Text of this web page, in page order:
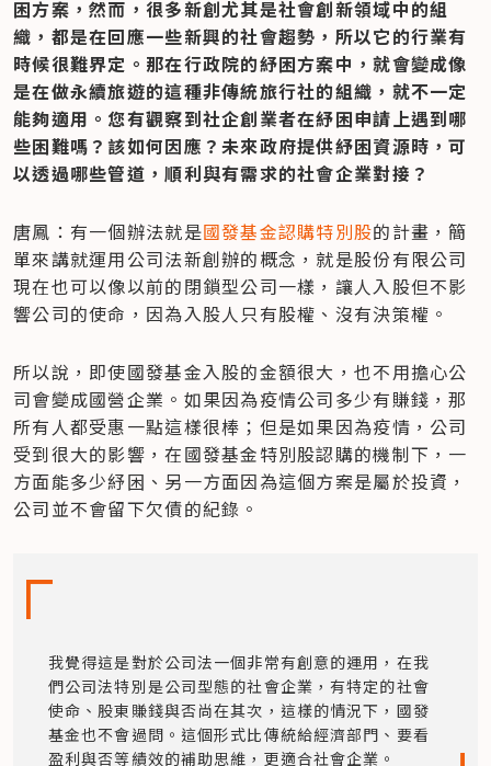
困方案，然而，很多新創尤其是社會創新領域中的組
織，都是在回應一些新興的社會趨勢，所以它的行業有
時候很難界定。那在行政院的紓困方案中，就會變成像
是在做永續旅遊的這種非傳統旅行社的組織，就不一定
能夠適用。您有觀察到社企創業者在紓困申請上遇到哪
些困難嗎？該如何因應？未來政府提供紓困資源時，可
以透過哪些管道，順利與有需求的社會企業對接？
唐鳳：有一個辦法就是國發基金認購特別股的計畫，簡
單來講就運用公司法新創辦的概念，就是股份有限公司
現在也可以像以前的閉鎖型公司一樣，讓人入股但不影
響公司的使命，因為入股人只有股權、沒有決策權。
所以說，即使國發基金入股的金額很大，也不用擔心公
司會變成國營企業。如果因為疫情公司多少有賺錢，那
所有人都受惠一點這樣很棒；但是如果因為疫情，公司
受到很大的影響，在國發基金特別股認購的機制下，一
方面能多少紓困、另一方面因為這個方案是屬於投資，
公司並不會留下欠債的紀錄。
我覺得這是對於公司法一個非常有創意的運用，在我
們公司法特別是公司型態的社會企業，有特定的社會
使命、股東賺錢與否尚在其次，這樣的情況下，國發
基金也不會過問。這個形式比傳統給經濟部門、要看
盈利與否等績效的補助思維，更適合社會企業。